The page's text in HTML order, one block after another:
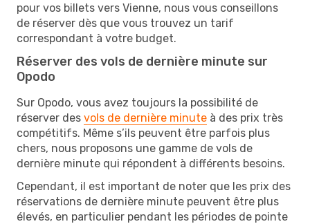
pour vos billets vers Vienne, nous vous conseillons
de réserver dès que vous trouvez un tarif
correspondant à votre budget.
Réserver des vols de dernière minute sur
Opodo
Sur Opodo, vous avez toujours la possibilité de
réserver des vols de dernière minute à des prix très
compétitifs. Même s’ils peuvent être parfois plus
chers, nous proposons une gamme de vols de
dernière minute qui répondent à différents besoins.
Cependant, il est important de noter que les prix des
réservations de dernière minute peuvent être plus
élevés, en particulier pendant les périodes de pointe